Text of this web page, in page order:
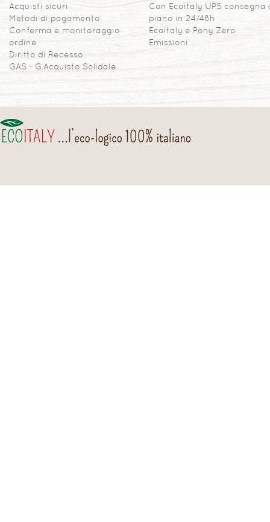
Acquisti sicuri
Metodi di pagamento
Conferma e monitoraggio
ordine
Diritto di Recesso
GAS - G.Acquisto Solidale
Con Ecoitaly UPS consegna
piano in 24/48h
Ecoitaly e Pony Zero
Emissioni